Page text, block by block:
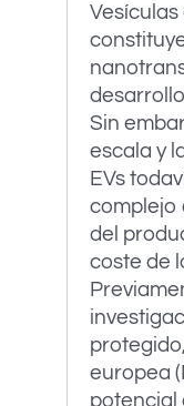
Vesículas
Sin
escala y
EVs
complejo
del
coste de
europea
potencial